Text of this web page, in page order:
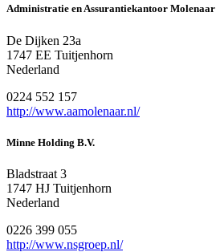
Administratie en Assurantiekantoor Molenaar
De Dijken 23a
1747 EE Tuitjenhorn
Nederland
0224 552 157
http://www.aamolenaar.nl/
Minne Holding B.V.
Bladstraat 3
1747 HJ Tuitjenhorn
Nederland
0226 399 055
http://www.nsgroep.nl/